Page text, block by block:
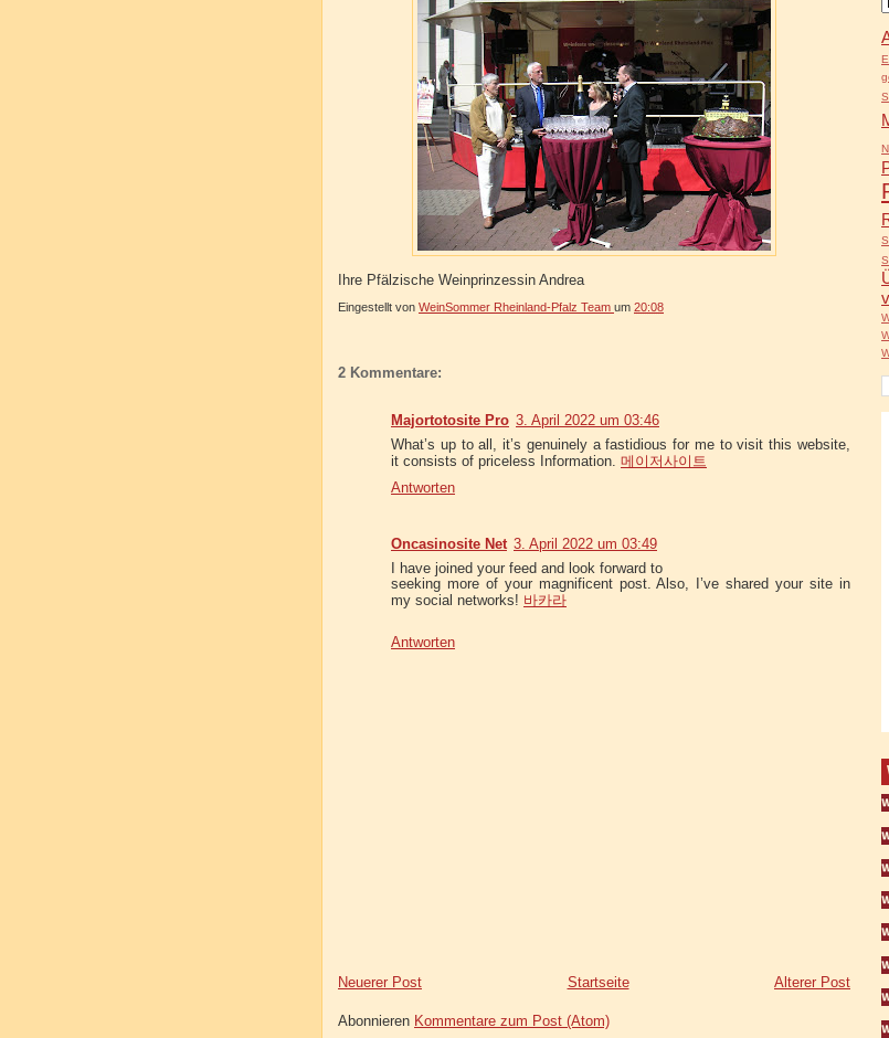
Ihre Pfälzische Weinprinzessin Andrea
Eingestellt von WeinSommer Rheinland-Pfalz Team um 20:08
2 Kommentare:
Majortotosite Pro 3. April 2022 um 03:46
What’s up to all, it’s genuinely a fastidious for me to visit this website,
it consists of priceless Information. 메이저사이트
Antworten
Oncasinosite Net 3. April 2022 um 03:49
I have joined your feed and look forward to
seeking more of your magnificent post. Also, I’ve shared your site in
my social networks! 바카라
Antworten
Neuerer Post Älterer Post
Startseite
Abonnieren Kommentare zum Post (Atom)